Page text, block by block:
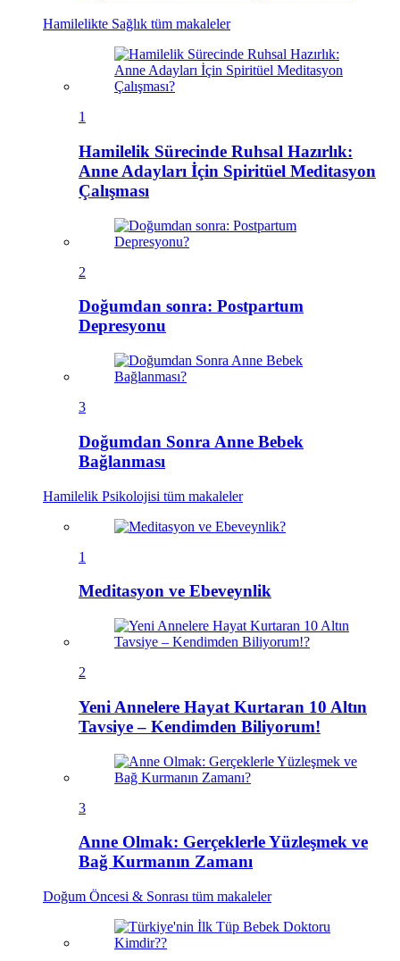
Hamilelikte Sağlık tüm makaleler
1
Hamilelik Sürecinde Ruhsal Hazırlık:
Anne Adayları İçin Spiritüel Meditasyon
Çalışması
2
Doğumdan sonra: Postpartum
Depresyonu
3
Doğumdan Sonra Anne Bebek
Bağlanması
Hamilelik Psikolojisi tüm makaleler
1
Meditasyon ve Ebeveynlik
2
Yeni Annelere Hayat Kurtaran 10 Altın
Tavsiye – Kendimden Biliyorum!
3
Anne Olmak: Gerçeklerle Yüzleşmek ve
Bağ Kurmanın Zamanı
Doğum Öncesi & Sonrası tüm makaleler